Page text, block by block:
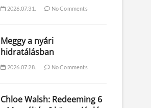
2026.07.31. No Comments
Meggy a nyári
hidratálásban
2026.07.28. No Comments
Chloe Walsh: Redeeming 6